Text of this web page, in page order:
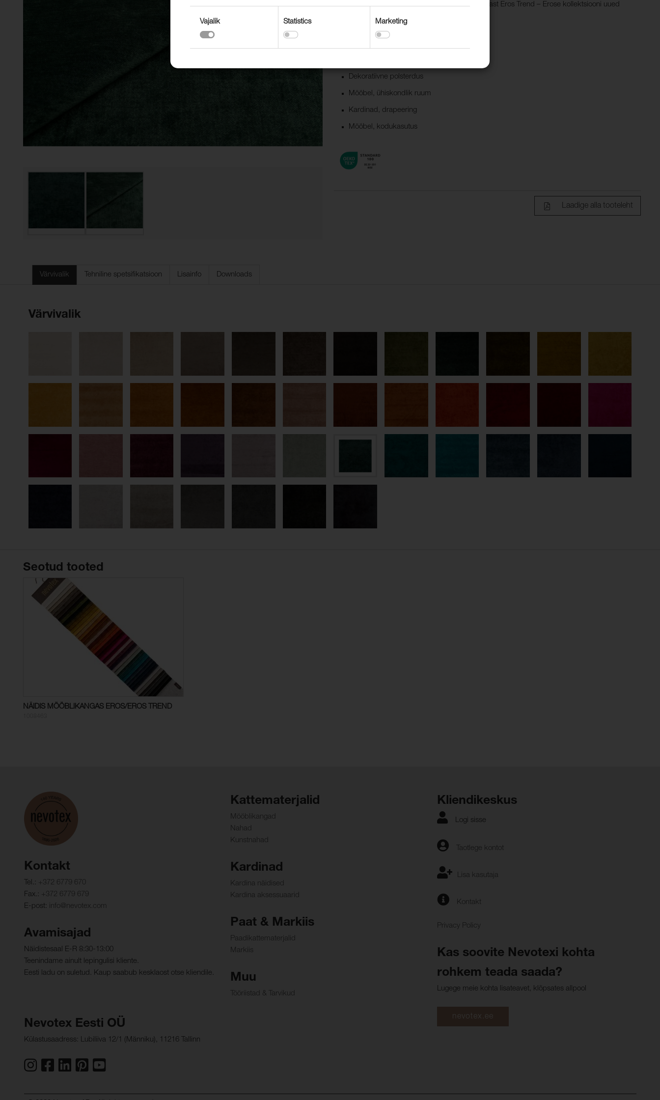
kodukasutusele ka avalikku ruumi.Vaata ka kangast Eros Trend – Erose kollektsiooni uued
pastelsed toonid.
Dekoratiivne polsterdus
Mööbel, ühiskondlik ruum
Kardinad, drapeering
Mööbel, kodukasutus
Laadige alla tooteleht
Värvivalik Tehniline spetsifikatsioon Lisainfo Downloads
Värvivalik
Seotud tooted
NÄIDIS MÖÖBLIKANGAS EROS/EROS TREND
Kontakt
Tel.: +372 6779 670
Fax.: +372 6779 679
E-post: info@nevotex.com
Avamisajad
Näidistesaal E-R 8:30-13:00
Teenindame ainult lepingulisi kliente.
Eesti ladu on suletud. Kaup saabub kesklaost otse kliendile.
Nevotex Eesti OÜ
Külastusaadress: Lubiliiva 12/1 (Männiku), 11216 Tallinn
Kattematerjalid
Mööblikangad
Nahad
Kunstnahad
Kardinad
Kardina näidised
Kardina aksessuaarid
Paat & Markiis
Paadikattematerjalid
Markiis
Muu
Tööriistad & Tarvikud
Kliendikeskus
Logi sisse
Taotlege kontot
Lisa kasutaja
Kontakt
Privacy Policy
Kas soovite Nevotexi kohta
rohkem teada saada?
Lugege meie kohta lisateavet, klõpsates allpool
nevotex.ee
Vajalik Statistics Marketing